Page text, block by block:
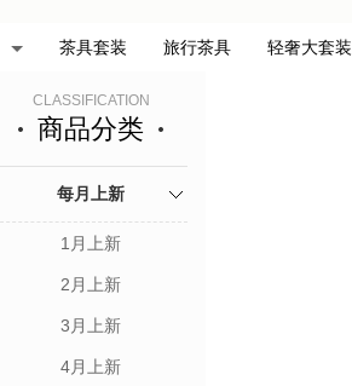
茶具套装 旅行茶具 轻奢大套装
CLASSIFICATION
商品分类
每月上新
1月上新
2月上新
3月上新
4月上新